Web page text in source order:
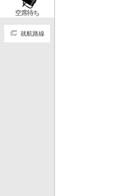
空席待ち
就航路線